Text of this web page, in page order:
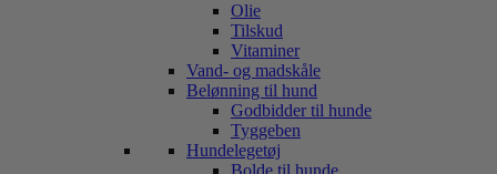
Olie
Tilskud
Vitaminer
Vand- og madskåle
Belønning til hund
Godbidder til hunde
Tyggeben
Hundelegetøj
Bolde til hunde